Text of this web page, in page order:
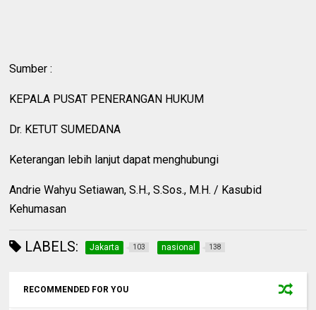
Sumber :
KEPALA PUSAT PENERANGAN HUKUM
Dr. KETUT SUMEDANA
Keterangan lebih lanjut dapat menghubungi
Andrie Wahyu Setiawan, S.H., S.Sos., M.H. / Kasubid
Kehumasan
LABELS: Jakarta 103 nasional 138
RECOMMENDED FOR YOU